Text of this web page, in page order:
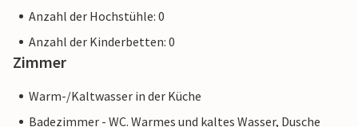
Anzahl der Hochstühle: 0
Anzahl der Kinderbetten: 0
Zimmer
Warm-/Kaltwasser in der Küche
Badezimmer - WC. Warmes und kaltes Wasser, Dusche